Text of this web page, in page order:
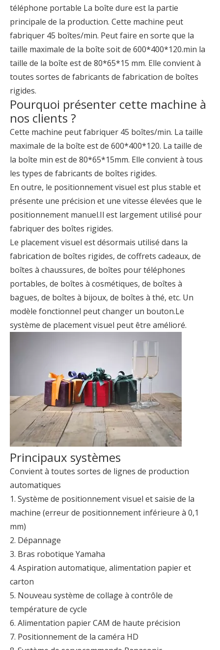
téléphone portable La boîte dure est la partie
principale de la production. Cette machine peut
fabriquer 45 boîtes/min. Peut faire en sorte que la
taille maximale de la boîte soit de 600*400*120.min la
taille de la boîte est de 80*65*15 mm. Elle convient à
toutes sortes de fabricants de fabrication de boîtes
rigides.
Pourquoi présenter cette machine à
nos clients ?
Cette machine peut fabriquer 45 boîtes/min. La taille
maximale de la boîte est de 600*400*120. La taille de
la boîte min est de 80*65*15mm. Elle convient à tous
les types de fabricants de boîtes rigides.
En outre, le positionnement visuel est plus stable et
présente une précision et une vitesse élevées que le
positionnement manuel.Il est largement utilisé pour
fabriquer des boîtes rigides.
Le placement visuel est désormais utilisé dans la
fabrication de boîtes rigides, de coffrets cadeaux, de
boîtes à chaussures, de boîtes pour téléphones
portables, de boîtes à cosmétiques, de boîtes à
bagues, de boîtes à bijoux, de boîtes à thé, etc. Un
modèle fonctionnel peut changer un bouton.Le
système de placement visuel peut être amélioré.
Principaux systèmes
Convient à toutes sortes de lignes de production
automatiques
1. Système de positionnement visuel et saisie de la
machine (erreur de positionnement inférieure à 0,1
mm)
2. Dépannage
3. Bras robotique Yamaha
4. Aspiration automatique, alimentation papier et
carton
5. Nouveau système de collage à contrôle de
température de cycle
6. Alimentation papier CAM de haute précision
7. Positionnement de la caméra HD